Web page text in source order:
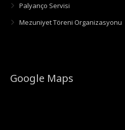
Palyanço Servisi
Mezuniyet Töreni Organizasyonu
Google Maps